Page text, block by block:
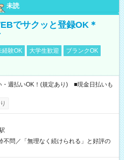
未読
でサクッと登録OK＊
経験OK 大学生歓迎
ブランクOK
週払いOK！(規定あり) ■現金日払いも
不問／「無理なく続けられる」と好評の